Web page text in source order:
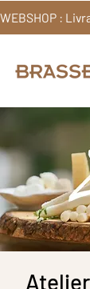
WEBSHOP :